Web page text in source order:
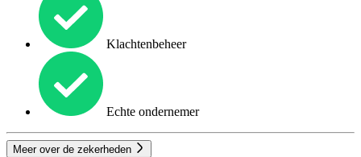
Klachtenbeheer
Echte ondernemer
Meer over de zekerheden